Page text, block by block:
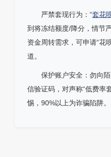
严禁套现行为：“套花
到将冻结额度/降分，情节
资金周转需求，可申请“花
道。
保护账户安全：勿向
信验证码，对声称“低费率
惕，90%以上为诈骗陷阱。